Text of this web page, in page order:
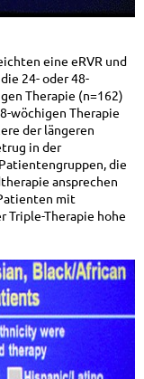
eine eRVR und
24- oder 48-
Therapie (n=162)
wöchigen Therapie
der längeren
in der
die
ansprechen
mit
Therapie hohe